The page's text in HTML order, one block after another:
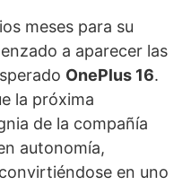
meses para su
a aparecer las
OnePlus 16.
la próxima
de la compañía
autonomía,
en uno